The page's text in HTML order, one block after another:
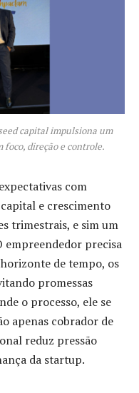
capital impulsiona um
foco, direção e controle.
com
e crescimento
trimestrais, e sim um
empreendedor precisa
de tempo, os
promessas
o processo, ele se
apenas cobrador de
reduz pressão
da startup.